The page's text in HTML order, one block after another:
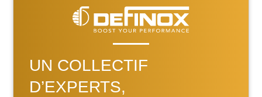
UN COLLECTIF
D’EXPERTS,